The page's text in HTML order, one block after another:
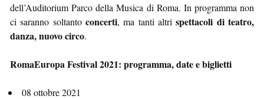
dell’Auditorium Parco della Musica di Roma. In programma non
ci saranno soltanto concerti, ma tanti altrispettacoli di teatro,
danza, nuovo circo.
RomaEuropa Festival 2021: programma, date e biglietti
08 ottobre 2021